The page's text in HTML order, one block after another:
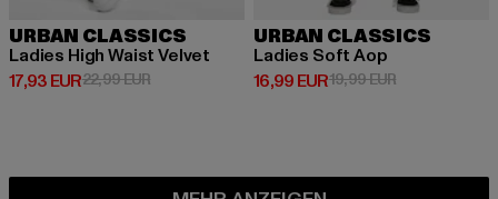
URBAN CLASSICS
Ladies High Waist Velvet
17,93 EUR
Derzeitiger Preis: 17,93 EUR
22,99 EURAktionspreis: 22,99 EUR
URBAN CLASSICS
Ladies Soft Aop
16,99 EUR
Derzeitiger Preis: 16,99 EUR
19,99 EURAktionspreis: